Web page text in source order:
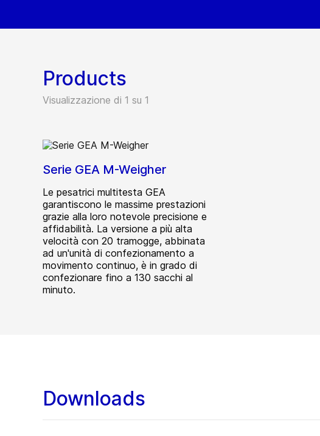
Products
Visualizzazione di 1 su 1
Serie GEA M-Weigher
Le pesatrici multitesta GEA
garantiscono le massime prestazioni
grazie alla loro notevole precisione e
affidabilità. La versione a più alta
velocità con 20 tramogge, abbinata
ad un'unità di confezionamento a
movimento continuo, è in grado di
confezionare fino a 130 sacchi al
minuto.
Downloads